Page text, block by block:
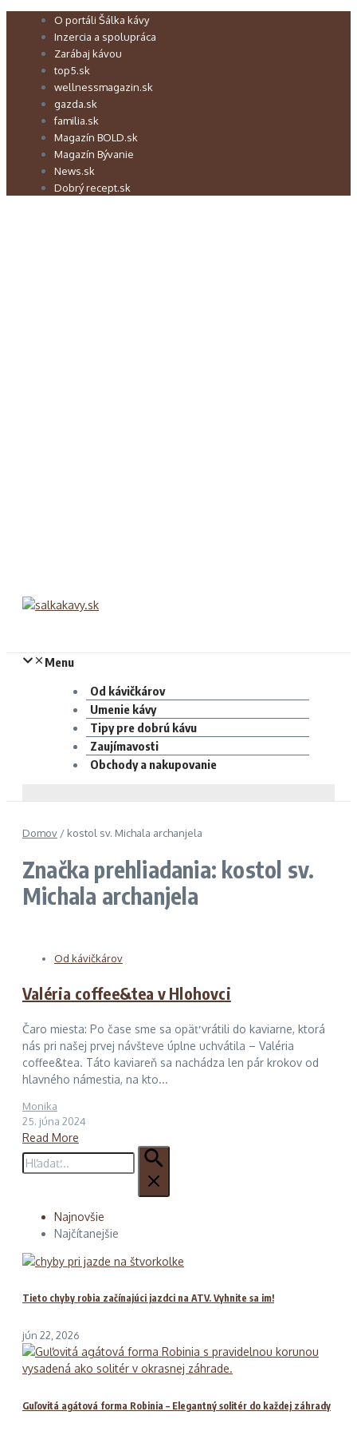
Preskočiť O portáli Šálka kávy
Inzercia a spolupráca
Zarábaj kávou
top5.sk
wellnessmagazin.sk
gazda.sk
familia.sk
Magazín BOLD.sk
Magazín Bývanie
News.sk
Dobrý recept.sk
Menu
Od kávičkárov
Umenie kávy
Tipy pre dobrú kávu
Zaujímavosti
Obchody a nakupovanie
Domov / kostol sv. Michala archanjela
Značka prehliadania: kostol sv.
Michala archanjela
Od kávičkárov
Valéria coffee&tea v Hlohovci
Čaro miesta: Po čase sme sa opäť vrátili do kaviarne, ktorá
nás pri našej prvej návšteve úplne uchvátila – Valéria
coffee&tea. Táto kaviareň sa nachádza len pár krokov od
hlavného námestia, na kto...
Monika
25. júna 2024
Read More
Hľadať:
Najnovšie
Najčítanejšie
Tieto chyby robia začínajúci jazdci na ATV. Vyhnite sa im!
jún 22, 2026
Guľovitá agátová forma Robinia – Elegantný solitér do každej záhrady